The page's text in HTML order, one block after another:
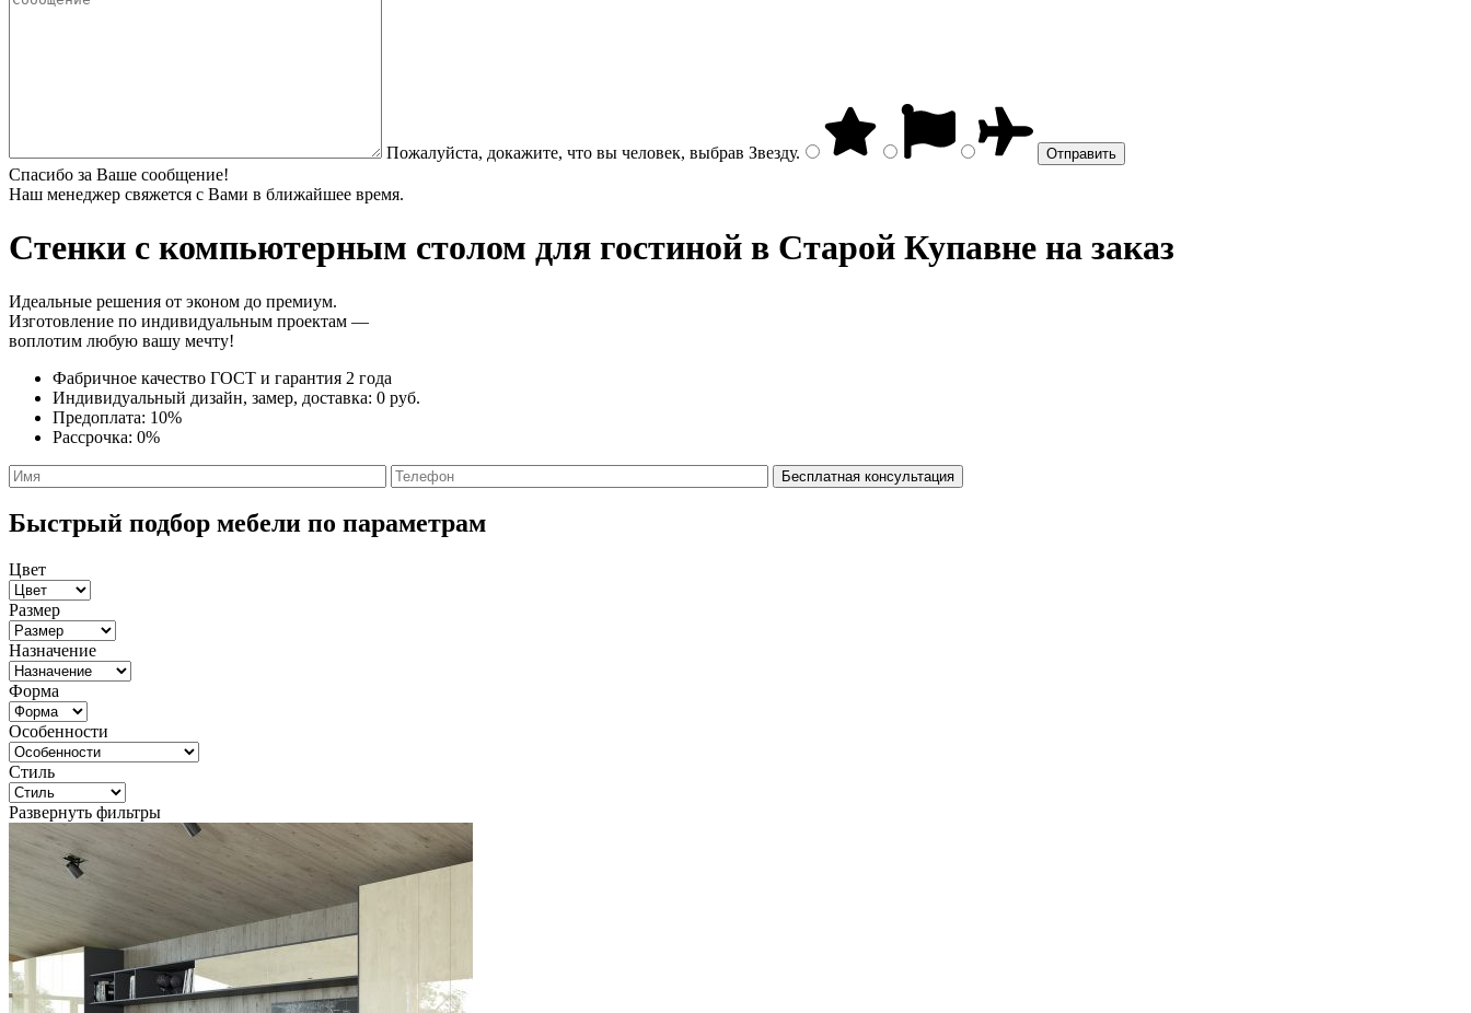
Пожалуйста, докажите, что вы человек, выбрав Звезду.
Спасибо за Ваше сообщение!
Наш менеджер свяжется с Вами в ближайшее время.
Стенки с компьютерным столом для гостиной в Старой Купавне на заказ
Идеальные решения от эконом до премиум.
Изготовление по индивидуальным проектам —
воплотим любую вашу мечту!
Фабричное качество ГОСТ и гарантия 2 года
Индивидуальный дизайн, замер, доставка: 0 руб.
Предоплата: 10%
Рассрочка: 0%
Быстрый подбор мебели по параметрам
Цвет
Размер
Назначение
Форма
Особенности
Стиль
Развернуть фильтры